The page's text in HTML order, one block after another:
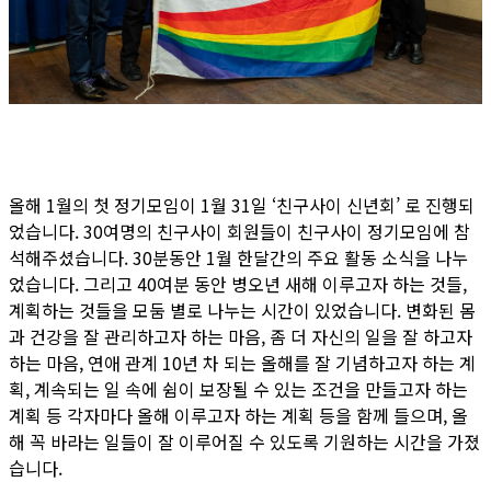
올해 1월의 첫 정기모임이 1월 31일 ‘친구사이 신년회’ 로 진행되
었습니다. 30여명의 친구사이 회원들이 친구사이 정기모임에 참
석해주셨습니다. 30분동안 1월 한달간의 주요 활동 소식을 나누
었습니다. 그리고 40여분 동안 병오년 새해 이루고자 하는 것들,
계획하는 것들을 모둠 별로 나누는 시간이 있었습니다. 변화된 몸
과 건강을 잘 관리하고자 하는 마음, 좀 더 자신의 일을 잘 하고자
하는 마음, 연애 관계 10년 차 되는 올해를 잘 기념하고자 하는 계
획, 계속되는 일 속에 쉼이 보장될 수 있는 조건을 만들고자 하는
계획 등 각자마다 올해 이루고자 하는 계획 등을 함께 들으며, 올
해 꼭 바라는 일들이 잘 이루어질 수 있도록 기원하는 시간을 가졌
습니다.